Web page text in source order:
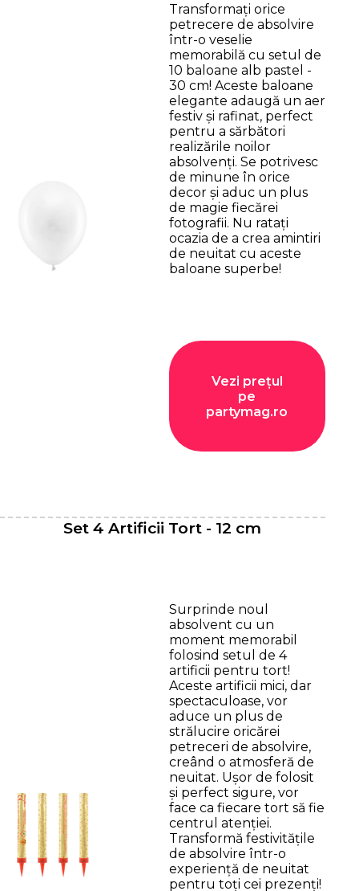
Transformați orice
petrecere de absolvire
într-o veselie
memorabilă cu setul de
10 baloane alb pastel -
30 cm! Aceste baloane
elegante adaugă un aer
festiv și rafinat, perfect
pentru a sărbători
realizările noilor
absolvenți. Se potrivesc
de minune în orice
decor și aduc un plus
de magie fiecărei
fotografii. Nu ratați
ocazia de a crea amintiri
de neuitat cu aceste
baloane superbe!
Vezi prețul
pe
partymag.ro
Set 4 Artificii Tort - 12 cm
Surprinde noul
absolvent cu un
moment memorabil
folosind setul de 4
artificii pentru tort!
Aceste artificii mici, dar
spectaculoase, vor
aduce un plus de
strălucire oricărei
petreceri de absolvire,
creând o atmosferă de
neuitat. Ușor de folosit
și perfect sigure, vor
face ca fiecare tort să fie
centrul atenției.
Transformă festivitățile
de absolvire într-o
experiență de neuitat
pentru toți cei prezenți!